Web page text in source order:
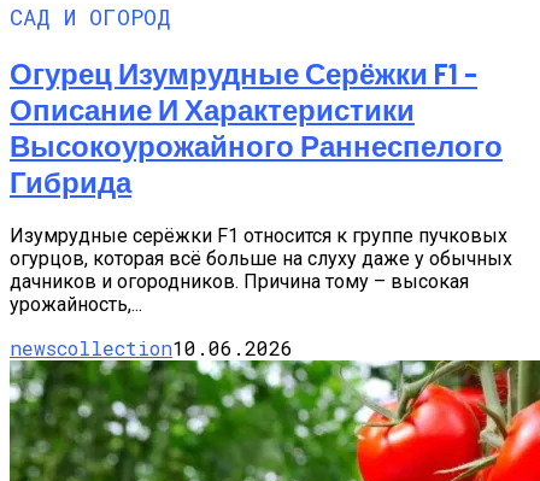
САД И ОГОРОД
Огурец Изумрудные Серёжки F1 –
Описание И Характеристики
Высокоурожайного Раннеспелого
Гибрида
Изумрудные серёжки F1 относится к группе пучковых
огурцов, которая всё больше на слуху даже у обычных
дачников и огородников. Причина тому – высокая
урожайность,...
newscollection10.06.2026